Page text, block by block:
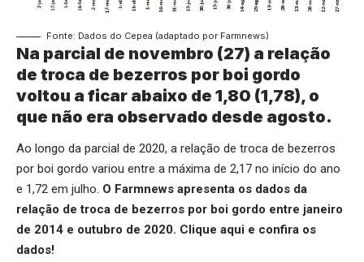
Fonte: Dados do Cepea (adaptado por Farmnews)
Na parcial de novembro (27) a relação
de troca de bezerros por boi gordo
voltou a ficar abaixo de 1,80 (1,78), o
que não era observado desde agosto.
Ao longo da parcial de 2020, a relação de troca de bezerros
por boi gordo variou entre a máxima de 2,17 no início do ano
e 1,72 em julho. O Farmnews apresenta os dados da
relação de troca de bezerros por boi gordo entre janeiro
de 2014 e outubro de 2020. Clique aqui e confira os
dados!